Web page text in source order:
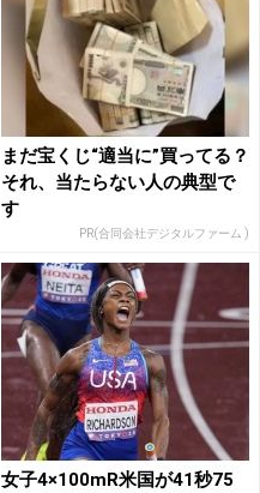
まだ宝くじ“適当に”買ってる？
それ、当たらない人の典型で
す
PR(合同会社デジタルファーム )
女子4×100mR米国が41秒75